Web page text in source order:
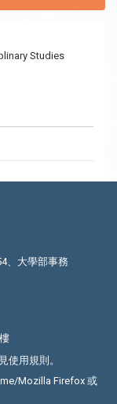
Studies
、大學部事務
使用規則 。
Mozilla Firefox 或